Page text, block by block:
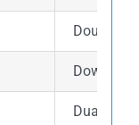
Double
Down
Dual